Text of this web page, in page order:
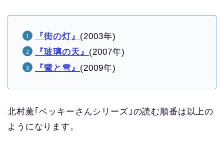
『街の灯』 (2003年)
『玻璃の天』 (2007年)
『鷺と雪』 (2009年)
北村薫｢ベッキーさんシリーズ｣の読む順番は以上の
ようになります。